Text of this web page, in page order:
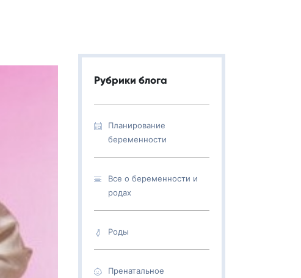
Рубрики блога
Планирование
беременности
Все о беременности и
родах
Роды
Пренатальное